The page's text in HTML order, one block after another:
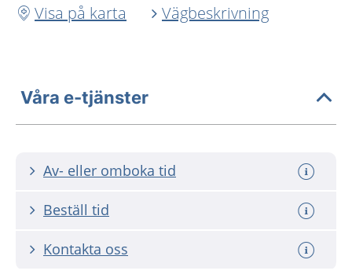
Visa på karta
Vägbeskrivning
Våra e-tjänster
Av- eller omboka tid
Beställ tid
Kontakta oss